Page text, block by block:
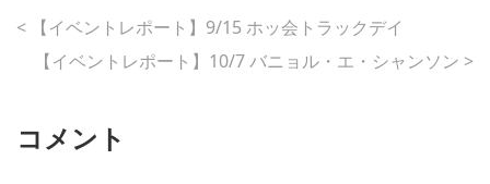
<
【イベントレポート】9/15 ホッ会トラックデイ
【イベントレポート】10/7 バニョル・エ・シャンソン >
コメント